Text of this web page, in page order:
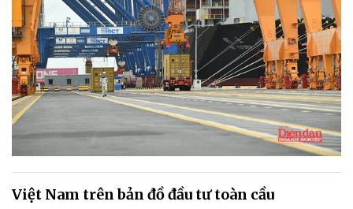
Việt Nam trên bản đồ đầu tư toàn cầu